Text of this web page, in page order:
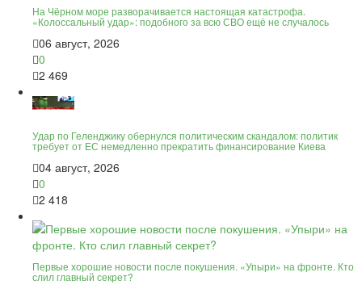
На Чёрном море разворачивается настоящая катастрофа.
«Колоссальный удар»: подобного за всю СВО ещё не случалось
06 август, 2026
0
2 469
Удар по Геленджику обернулся политическим скандалом: политик
требует от ЕС немедленно прекратить финансирование Киева
04 август, 2026
0
2 418
Первые хорошие новости после покушения. «Упыри» на фронте. Кто
слил главный секрет?